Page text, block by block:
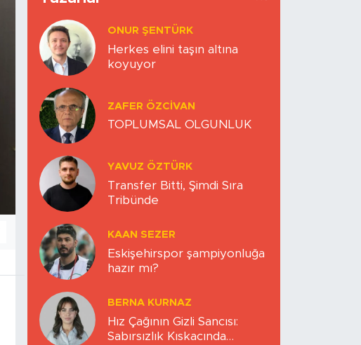
ONUR ŞENTÜRK
Herkes elini taşın altına
koyuyor
ZAFER ÖZCIVAN
TOPLUMSAL OLGUNLUK
YAVUZ ÖZTÜRK
Transfer Bitti, Şimdi Sıra
Tribünde
KAAN SEZER
Eskişehirspor şampiyonluğa
hazır mı?
BERNA KURNAZ
Hız Çağının Gizli Sancısı:
Sabırsızlık Kıskacında